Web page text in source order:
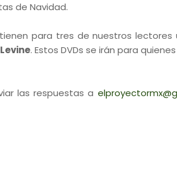
de Navidad.
para tres de nuestros lectores
. Estos DVDs se irán para
las respuestas a